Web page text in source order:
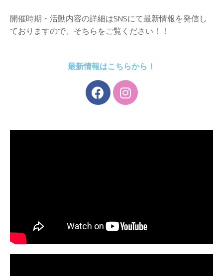
開催時期・活動内容の詳細はSNSにて最新情報を発信し
ておりますので、そちらをご覧ください！！
最新情報はこちらから！